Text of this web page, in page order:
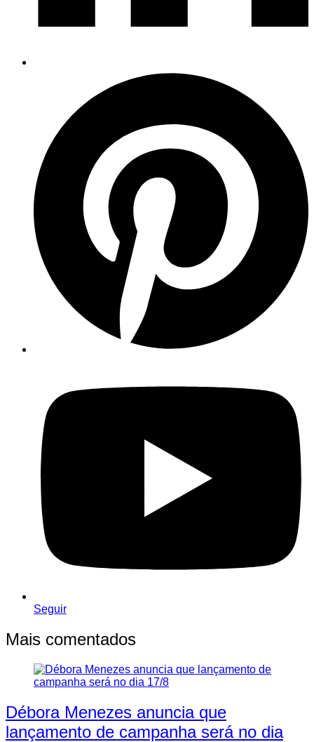
Seguir
Mais comentados
Débora Menezes anuncia que
lançamento de campanha será no dia